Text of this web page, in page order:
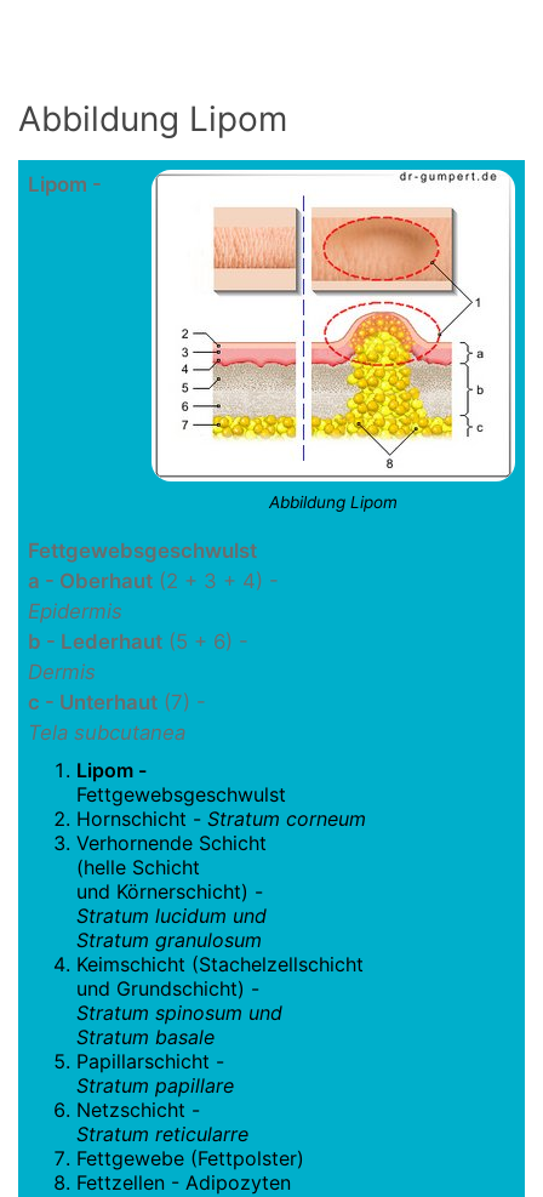
Abbildung Lipom
Abbildung Lipom
Lipom -
Fettgewebsgeschwulst
a - Oberhaut (2 + 3 + 4) -
Epidermis
b - Lederhaut (5 + 6) -
Dermis
c - Unterhaut (7) -
Tela subcutanea
Lipom -
Fettgewebsgeschwulst
Hornschicht - Stratum corneum
Verhornende Schicht
(helle Schicht
und Körnerschicht) -
Stratum lucidum und
Stratum granulosum
Keimschicht (Stachelzellschicht
und Grundschicht) -
Stratum spinosum und
Stratum basale
Papillarschicht -
Stratum papillare
Netzschicht -
Stratum reticularre
Fettgewebe (Fettpolster)
Fettzellen - Adipozyten